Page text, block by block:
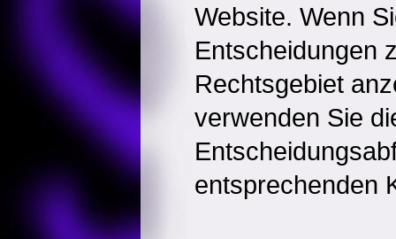
Website. Wenn
Entscheidungen
Rechtsgebiet
verwenden Sie
entsprechenden